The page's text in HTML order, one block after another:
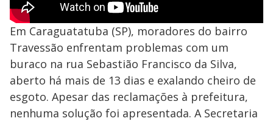
Em Caraguatatuba (SP), moradores do bairro
Travessão enfrentam problemas com um
buraco na rua Sebastião Francisco da Silva,
aberto há mais de 13 dias e exalando cheiro de
esgoto. Apesar das reclamações à prefeitura,
nenhuma solução foi apresentada. A Secretaria